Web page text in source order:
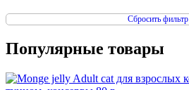
Сбросить фильтр
Популярные товары